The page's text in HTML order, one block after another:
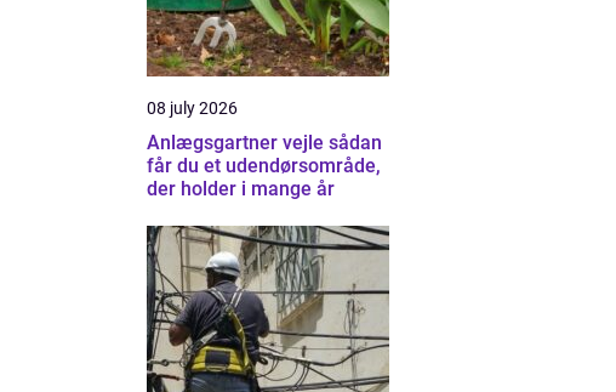
08 july 2026
Anlægsgartner vejle sådan
får du et udendørsområde,
der holder i mange år